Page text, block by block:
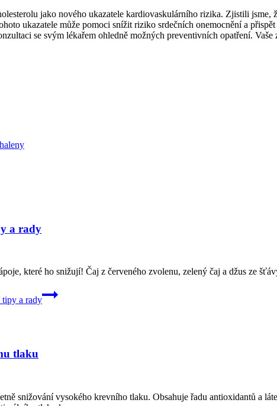
jako⁤ nového ukazatele ‌kardiovaskulárního rizika. Zjistili
⁣ukazatele může pomoci⁢ snížit ‌riziko srdečních onemocnění⁢ a
se svým lékařem ohledně možných preventivních opatření.
a rady
které ho snižují! Čaj z červeného zvolenu, zelený čaj a džus ze
tipy a rady
tlaku
snižování vysokého krevního tlaku. Obsahuje řadu antioxidantů a